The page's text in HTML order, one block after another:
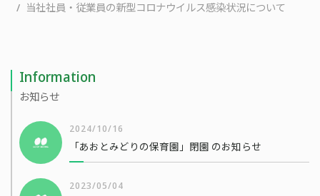
当社社員・従業員の新型コロナウイルス感染状況について
Information
お知らせ
2024/10/16
「あおとみどりの保育園」閉園 のお知らせ
2023/05/04